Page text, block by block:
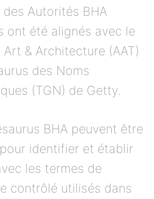
Autorités BHA
ont été alignés avec le
Art & Architecture (AAT)
des Noms
(TGN) de Getty.
BHA peuvent être
identifier et établir
les termes de
contrôlé utilisés dans